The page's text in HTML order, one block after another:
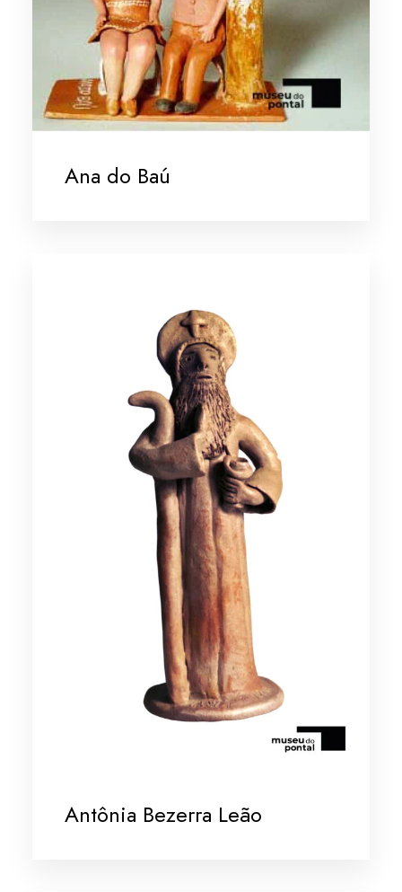
Ana do Baú
Antônia Bezerra Leão